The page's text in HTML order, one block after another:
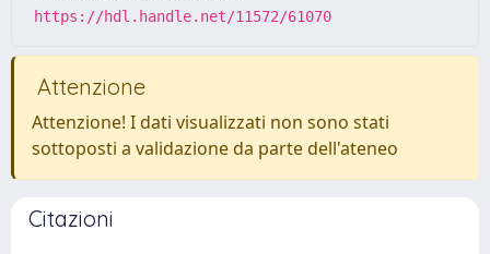
https://hdl.handle.net/11572/61070
Attenzione
Attenzione! I dati visualizzati non sono stati
sottoposti a validazione da parte dell'ateneo
Citazioni